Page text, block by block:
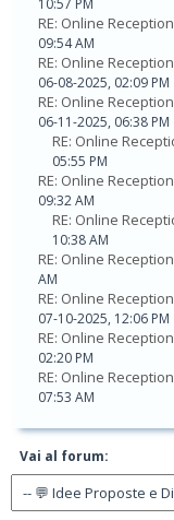
10:57 PM
RE: Online
09:54 AM
RE: Online
06-08-2025, 02:09 PM
RE: Online
06-11-2025, 06:38 PM
RE: Online
05:55 PM
RE: Online
09:32 AM
RE: Online
10:38 AM
RE: Online
AM
RE: Online
07-10-2025, 12:06 PM
RE: Online
02:20 PM
RE: Online
07:53 AM
Vai al forum: